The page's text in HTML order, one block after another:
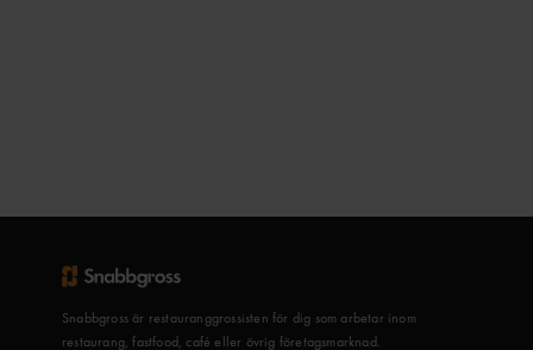
Snabbgross är restauranggrossisten för dig som arbetar inom
restaurang, fastfood, café eller övrig företagsmarknad.